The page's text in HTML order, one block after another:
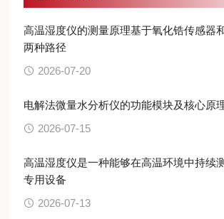
高温湿度仪的测量原理基于氧化锆传感器
两种路径
2026-07-20
电解法微量水分析仪的功能模块及核心原
2026-07-15
高温湿度仪是一种能够在高温环境中持续
专用设备
2026-07-13